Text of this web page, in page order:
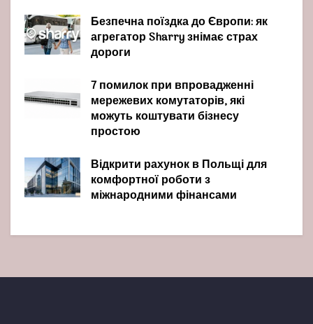
Безпечна поїздка до Європи: як
агрегатор Sharry знімає страх
дороги
7 помилок при впровадженні
мережевих комутаторів, які
можуть коштувати бізнесу
простою
Відкрити рахунок в Польщі для
комфортної роботи з
міжнародними фінансами